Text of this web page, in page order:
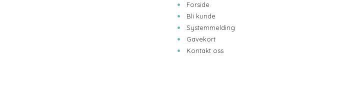
Forside
Bli kunde
Systemmelding
Gavekort
Kontakt oss